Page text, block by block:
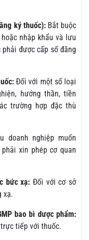
ký thuốc):Bắt buộc
nhập khẩu và lưu
được cấp số đăng
Đối với một số loại
hướng thần, tiền
trường hợp đặc thù
doanh nghiệp muốn
xin phép cơ quan
bức xạ: Đối với cơ sở
xạ.
bao bì dược phẩm:
tiếp với thuốc.